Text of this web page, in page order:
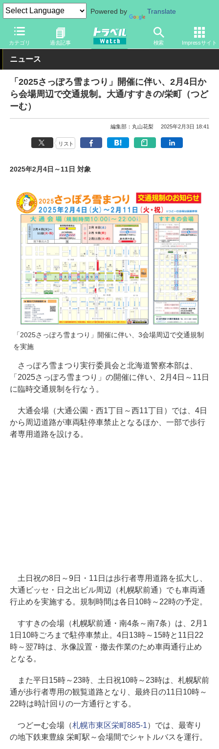
Powered by Translate
カテゴリ 過去記事 検索 Impressサイト
トラベル Watch 地域 国内旅行 北海道
ニュース
「2025さっぽろ雪まつり」開催に伴い、2月4日か
ら会場周辺で交通規制。大通/すすきの/栄町（つど
ーむ）
編集部：丸山花梨 2025年2月3日 18:41
リスト
2025年2月4日～11日 対象
「2025さっぽろ雪まつり」開催に伴い、3会場周辺で交通規制
を実施
さっぽろ雪まつり実行委員会と北海道警察本部は、
「2025さっぽろ雪まつり」の開催に伴い、2月4日～11日
に臨時交通規制を行なう。
大通会場（大通公園・西1丁目～西11丁目）では、4日
から周辺道路が車両駐停車禁止となるほか、一部で歩行
者専用道路を設ける。
土日祝の8日～9日・11日は歩行者専用道路を拡大し、
大通ビッセ・日之出ビル周辺（札幌駅前通）でも車両通
行止めを実施する。規制時間は各日10時～22時の予定。
すすきの会場（札幌駅前通・南4条～南7条）は、2月1
1日10時ごろまで駐停車禁止。4日13時～15時と11日22
時～翌7時は、氷像設置・撤去作業のため車両通行止め
となる。
また平日15時～23時、土日祝10時～23時は、札幌駅前
通が歩行者専用の観覧道路となり、最終日の11日10時～
22時は時計回りの一方通行とする。
つどーむ会場（札幌市東区栄町885-1）では、最寄り
の地下鉄東豊線 栄町駅～会場間でシャトルバスを運行。